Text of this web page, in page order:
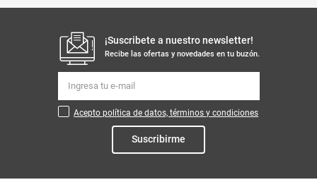
¡Suscribete a nuestro newsletter!
Recibe las ofertas y novedades en tu buzón.
Acepto política de datos, términos y condiciones
Suscribirme